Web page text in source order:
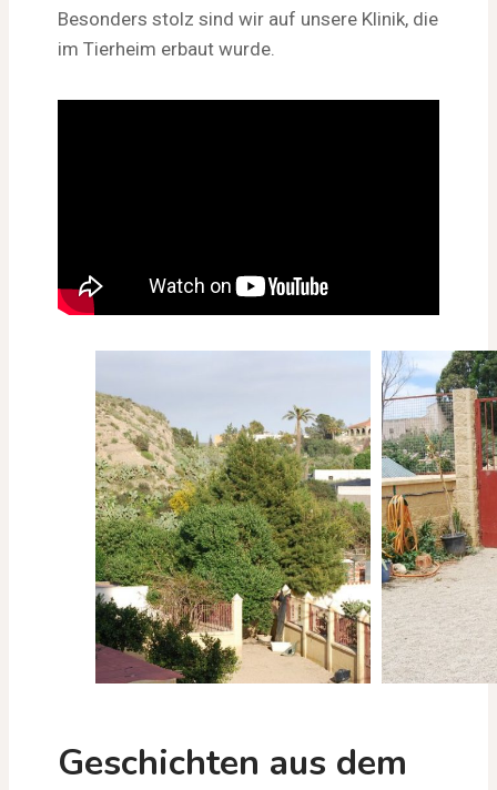
Besonders stolz sind wir auf unsere Klinik, die
im Tierheim erbaut wurde.
Geschichten aus dem